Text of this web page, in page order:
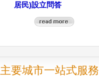
居民)設立問答
要城市一站式服務